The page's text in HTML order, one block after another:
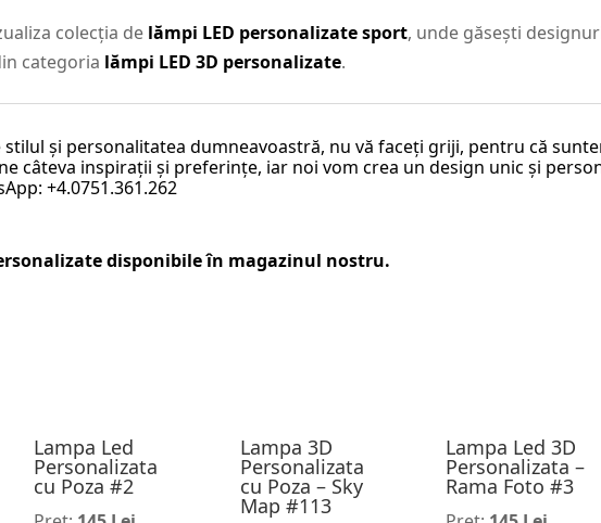
colecția de lămpi LED personalizate sport, unde găsești
categoria lămpi LED 3D personalizate.
și personalitatea dumneavoastră, nu vă faceți griji, pentru că
câteva inspirații și preferințe, iar noi vom crea un design unic și
+4.0751.361.262
disponibile în magazinul nostru.
Lampa Led
Personalizata
cu Poza #2
Lampa 3D
Personalizata
cu Poza – Sky
Map #113
Lampa Led 3D
Personalizata –
Rama Foto #3